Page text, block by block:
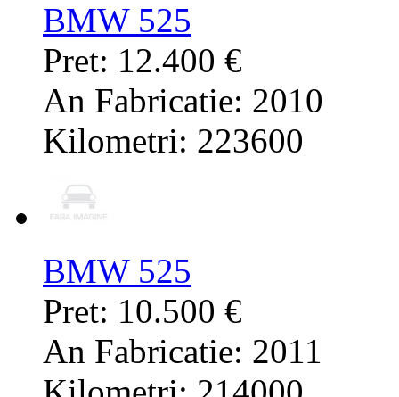
BMW 525
Pret: 12.400 €
An Fabricatie: 2010
Kilometri: 223600
BMW 525
Pret: 10.500 €
An Fabricatie: 2011